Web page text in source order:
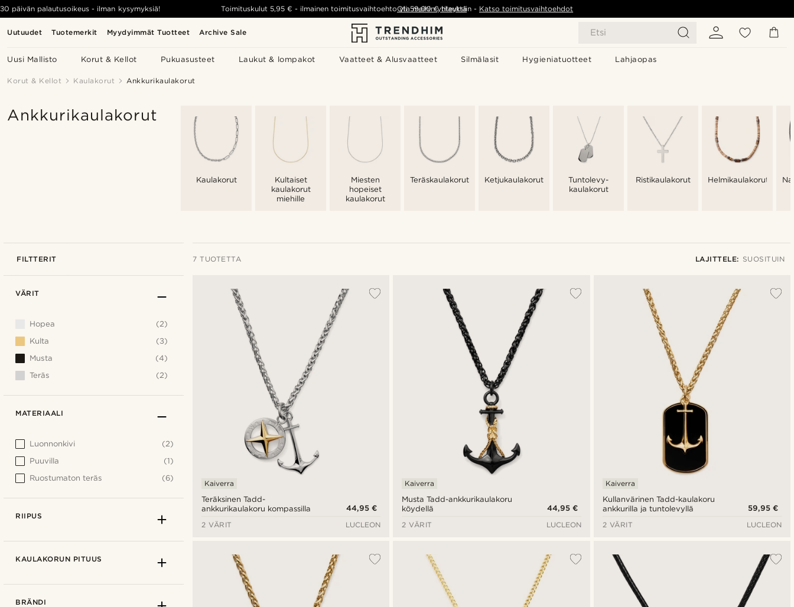
Uutuudet Tuotemerkit Myydyimmät Tuotteet Archive Sale Etsi
Uusi Mallisto Korut & Kellot Pukuasusteet Laukut & lompakot Vaatteet & Alusvaatteet Silmälasit Hygieniatuotteet Lahjaopas
30 päivän palautusoikeus - ilman kysymyksiä! Toimituskulut 5,95 € - ilmainen toimitusvaihtoehto yli 59,00 €tilauksiin - Katso toimitusvaihtoehdot
Ota meihin yhteyttä
Korut & Kellot Kaulakorut Ankkurikaulakorut
Ankkurikaulakorut
Kaulakorut
Kultaiset
kaulakorut
miehille
Miesten
hopeiset
kaulakorut
Teräskaulakorut Ketjukaulakorut
Tuntolevy-
kaulakorut
Ristikaulakorut Helmikaulakorut
FILTTERIT 7 TUOTETTA LAJITTELE: SUOSITUIN
Suosituin
Halvin
Kallein
Teräksinen Tadd-
ankkurikaulakoru kompassilla
Kaiverra
44,95 €
2 VÄRIT
LUCLEON
Musta Tadd-ankkurikaulakoru
köydellä
Kaiverra
44,95 €
2 VÄRIT
LUCLEON
Kullanvärinen Tadd-kaulakoru
ankkurilla ja tuntolevyllä
Kaiverra
59,95 €
2 VÄRIT
LUCLEON
VÄRIT
Hopea
(2)
Kulta
(3)
Musta
(4)
Teräs
(2)
MATERIAALI
Luonnonkivi
(2)
Puuvilla
(1)
Ruostumaton teräs
(6)
RIIPUS
KAULAKORUN PITUUS
BRÄNDI